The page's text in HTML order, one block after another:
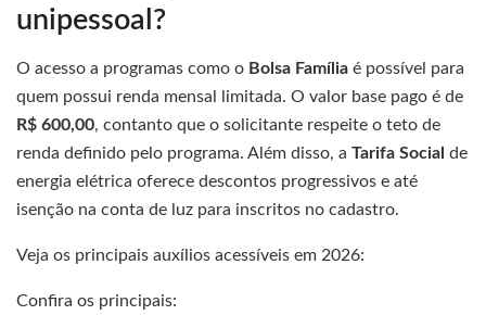
unipessoal?
O acesso a programas como o Bolsa Família é possível para
quem possui renda mensal limitada. O valor base pago é de
R$ 600,00, contanto que o solicitante respeite o teto de
renda definido pelo programa. Além disso, a Tarifa Social de
energia elétrica oferece descontos progressivos e até
isenção na conta de luz para inscritos no cadastro.
Veja os principais auxílios acessíveis em 2026:
Confira os principais: